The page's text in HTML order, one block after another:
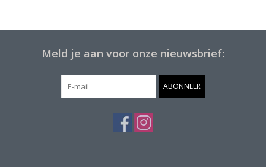
Meld je aan voor onze nieuwsbrief:
ABONNEER